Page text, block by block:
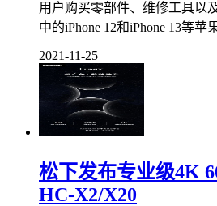
用户购买零部件、维修工具以
中的iPhone 12和iPhone 13等苹
2021-11-25
松下发布专业级4K
HC-X2/X20